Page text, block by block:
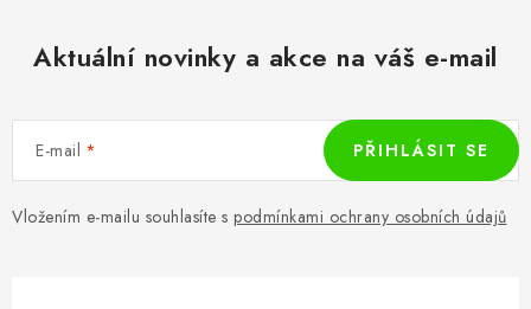
Aktuální novinky a akce na váš e-mail
E-mail
Vložením e-mailu souhlasíte s podmínkami ochrany osobních údajů
PŘIHLÁSIT SE